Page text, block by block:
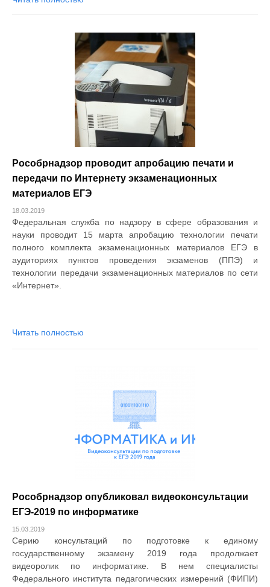
Рособрнадзор проводит апробацию печати и
передачи по Интернету экзаменационных
материалов ЕГЭ
18.03.2019
Федеральная служба по надзору в сфере образования и
науки проводит 15 марта апробацию технологии печати
полного комплекта экзаменационных материалов ЕГЭ в
аудиториях пунктов проведения экзаменов (ППЭ) и
технологии передачи экзаменационных материалов по сети
«Интернет».
Читать полностью
Рособрнадзор опубликовал видеоконсультации
ЕГЭ-2019 по информатике
15.03.2019
Серию консультаций по подготовке к единому
государственному экзамену 2019 года продолжает
видеоролик по информатике. В нем специалисты
Федерального института педагогических измерений (ФИПИ)